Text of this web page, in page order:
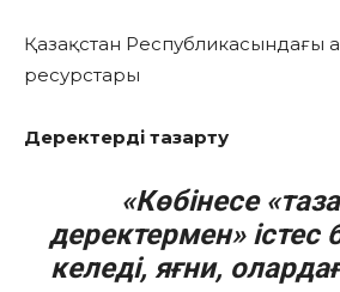
Қазақстан Республикасындағы
ресурстары
Деректерді тазарту
«Көбінесе
деректермен» істес
келеді, яғни,